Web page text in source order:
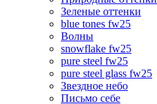
Зеленые оттенки
blue tones fw25
Волны
snowflake fw25
pure steel fw25
pure steel glass fw25
Звездное небо
Письмо себе